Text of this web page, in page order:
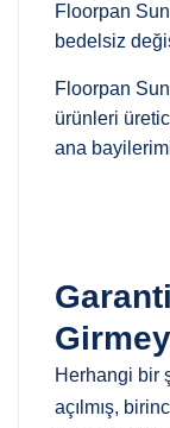
Floorpan
bedelsiz
Floorpan
ürünleri
ana
Herhangi bir
açılmış,